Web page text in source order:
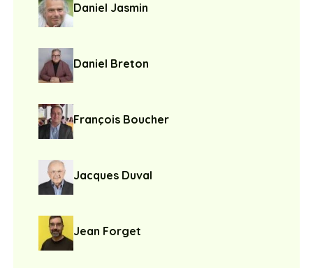
Daniel Jasmin
Daniel Breton
François Boucher
Jacques Duval
Jean Forget